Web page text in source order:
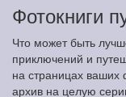
Фотокниги
Что может быть
приключений и
на страницах ваших
архив на целую